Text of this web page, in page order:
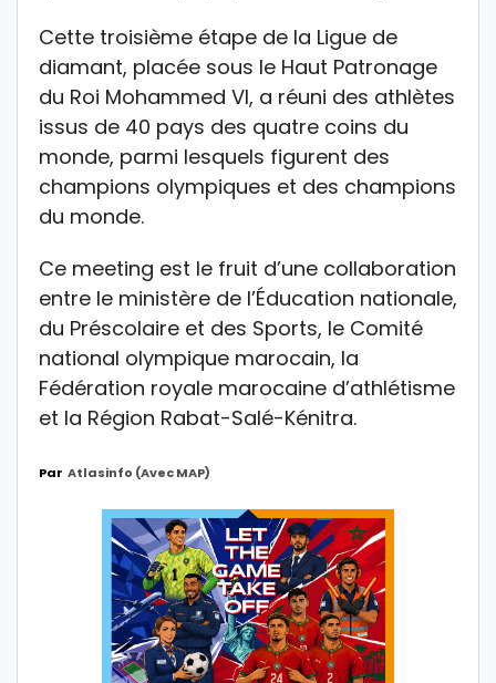
Cette troisième étape de la Ligue de
diamant, placée sous le Haut Patronage
du Roi Mohammed VI, a réuni des athlètes
issus de 40 pays des quatre coins du
monde, parmi lesquels figurent des
champions olympiques et des champions
du monde.
Ce meeting est le fruit d’une collaboration
entre le ministère de l’Éducation nationale,
du Préscolaire et des Sports, le Comité
national olympique marocain, la
Fédération royale marocaine d’athlétisme
et la Région Rabat-Salé-Kénitra.
Par Atlasinfo (avec MAP)